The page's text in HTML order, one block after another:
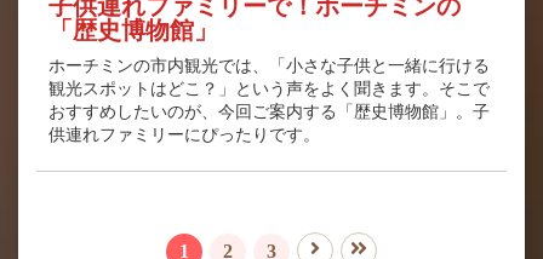
子供連れファミリーで！ホーチミンの
「歴史博物館」
ホーチミンの市内観光では、「小さな子供と一緒に行ける
観光スポットはどこ？」という声をよく聞きます。そこで
おすすめしたいのが、今回ご案内する「歴史博物館」。子
供連れファミリーにぴったりです。
1 2 3